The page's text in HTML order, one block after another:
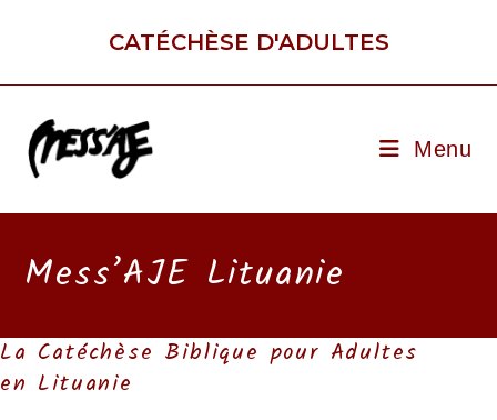
CATÉCHÈSE D'ADULTES
Menu
Mess’AJE Lituanie
La Catéchèse Biblique pour Adultes
en Lituanie